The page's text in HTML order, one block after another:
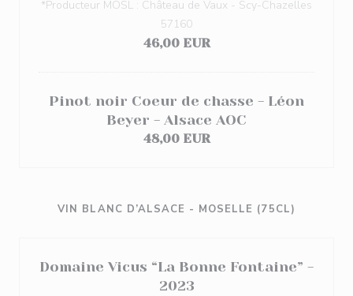
*Producteur MOSL : Château de Vaux - Scy-Chazelles
57160
46,00 EUR
Pinot noir Coeur de chasse - Léon
Beyer - Alsace AOC
48,00 EUR
VIN BLANC D’ALSACE - MOSELLE (75CL)
Domaine Vicus “La Bonne Fontaine” -
2023